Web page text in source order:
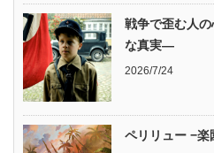
戦争で歪む人
な真実―
2026/7/24
ペリリュー −楽